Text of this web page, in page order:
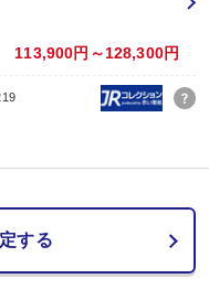
間。
113,900円～128,300円
する